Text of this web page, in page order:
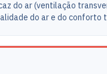
do ar (ventilação
do ar e do conforto